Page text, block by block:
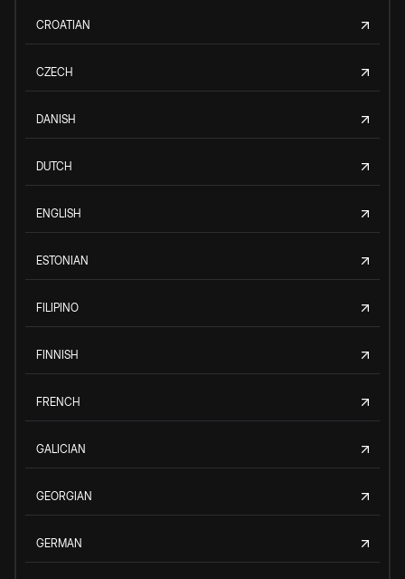
CROATIAN
CZECH
DANISH
DUTCH
ENGLISH
ESTONIAN
FILIPINO
FINNISH
FRENCH
GALICIAN
GEORGIAN
GERMAN